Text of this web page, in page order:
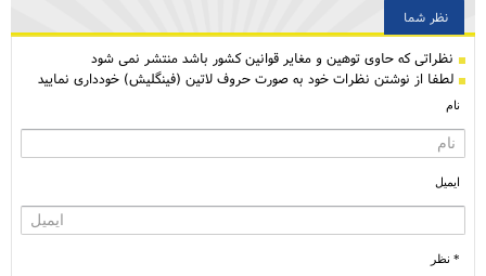
نظر شما
نظراتی كه حاوی توهین و مغایر قوانین کشور باشد منتشر نمی شود
لطفا از نوشتن نظرات خود به صورت حروف لاتین (فینگلیش) خودداری نمایید
نام
ایمیل
* نظر